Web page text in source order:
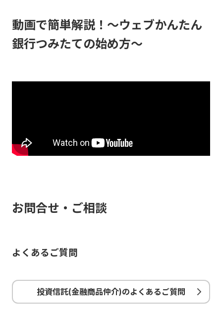
動画で簡単解説！～ウェブかんたん
銀行つみたての始め方～
お問合せ・ご相談
よくあるご質問
投資信託(金融商品仲介)のよくあるご質問